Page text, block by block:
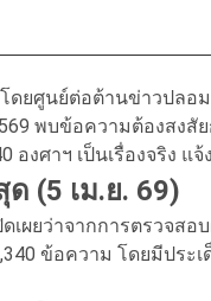
ยศูนย์ต่อต้านข่าวปลอม
พบข้อความต้องสง
งศาฯ เป็นเรื่องจริง แ
(5 เม.ย. 69)
ผยว่าจากการตรวจสอ
ข้อความ โดยมีปร